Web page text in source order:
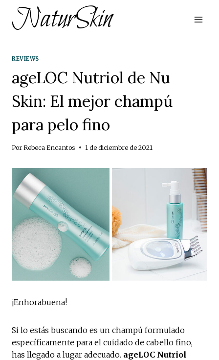
Saltar
contenido
NaturSkin
REVIEWS
ageLOC Nutriol de Nu
Skin: El mejor champú
para pelo fino
PorRebeca Encantos 1 de diciembre de 2021
¡Enhorabuena!
Si lo estás buscando es un champú formulado
específicamente para el cuidado de cabello fino,
has llegado a lugar adecuado. ageLOC Nutriol